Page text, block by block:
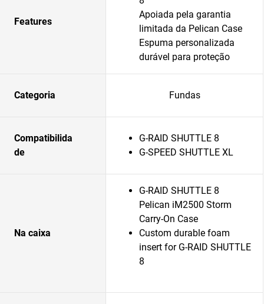
Features
Apoiada pela garantia
limitada da Pelican Case
Espuma personalizada
durável para proteção
Categoria Fundas
Compatibilida
de
G-RAID SHUTTLE 8
G-SPEED SHUTTLE XL
Na caixa
G-RAID SHUTTLE 8
Pelican iM2500 Storm
Carry-On Case
Custom durable foam
insert for G-RAID SHUTTLE
8